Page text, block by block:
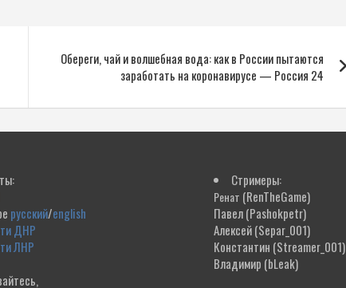
Обереги, чай и волшебная вода: как в России пытаются
заработать на коронавирусе — Россия 24
русский/english
ДНР
ЛНР
Стримеры:
Ренат (RenTheGame)
Павел(Pashokpetr)
Алексей(Separ_001)
Константин (Streamer_001)
Владимир (bLeak)